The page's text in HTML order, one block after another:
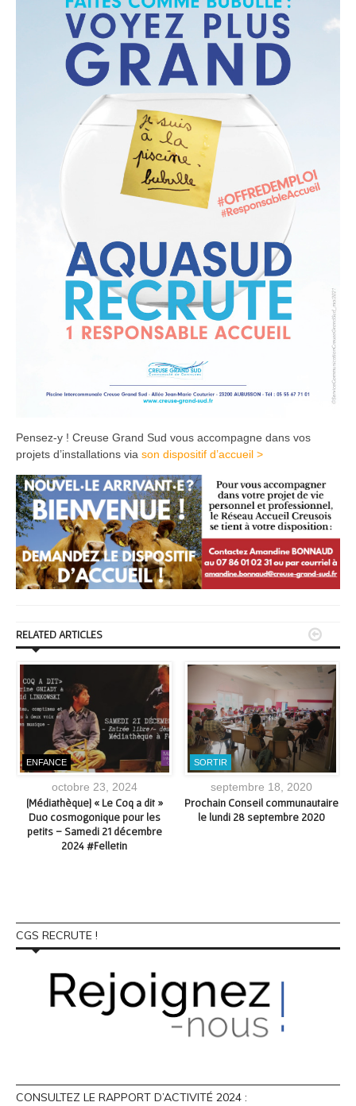
Pensez-y ! Creuse Grand Sud vous accompagne dans vos
projets d’installations via son dispositif d’accueil >
RELATED ARTICLES
ENFANCE
octobre 23, 2024
[Médiathèque] « Le Coq a dit »
Duo cosmogonique pour les
petits – Samedi 21 décembre
2024 #Felletin
SORTIR
septembre 18, 2020
Prochain Conseil communautaire
le lundi 28 septembre 2020

CGS RECRUTE !
CONSULTEZ LE RAPPORT D’ACTIVITÉ 2024 :